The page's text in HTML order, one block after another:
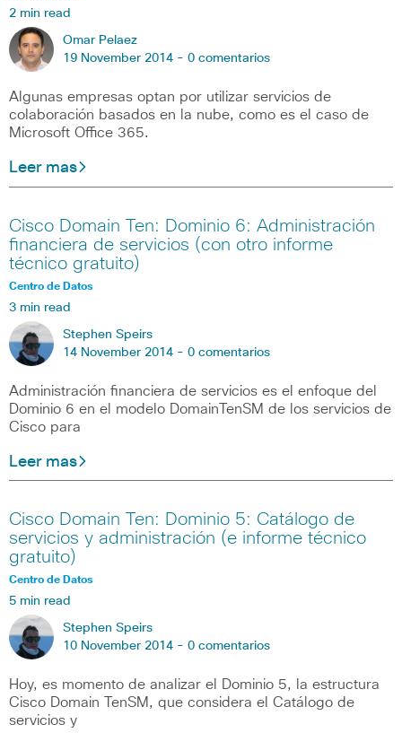
2 min read
Omar Pelaez
19 November 2014 - 0 comentarios
Algunas empresas optan por utilizar servicios de
colaboración basados en la nube, como es el caso de
Microsoft Office 365.
Leer mas
Cisco Domain Ten: Dominio 6: Administración
financiera de servicios (con otro informe
técnico gratuito)
Centro de Datos
3 min read
Stephen Speirs
14 November 2014 - 0 comentarios
Administración financiera de servicios es el enfoque del
Dominio 6 en el modelo DomainTenSM de los servicios de
Cisco para
Leer mas
Cisco Domain Ten: Dominio 5: Catálogo de
servicios y administración (e informe técnico
gratuito)
Centro de Datos
5 min read
Stephen Speirs
10 November 2014 - 0 comentarios
Hoy, es momento de analizar el Dominio 5, la estructura
Cisco Domain TenSM, que considera el Catálogo de
servicios y